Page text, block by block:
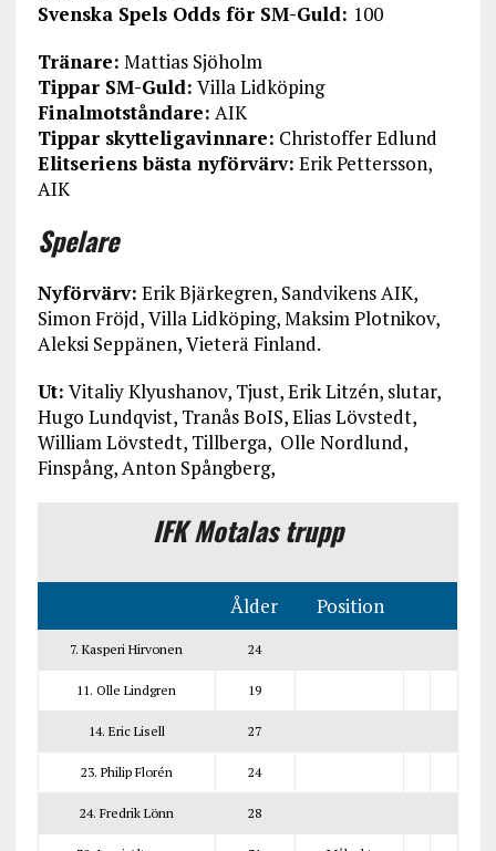
Svenska Spels Odds för SM-Guld: 100
Tränare: Mattias Sjöholm
Tippar SM-Guld: Villa Lidköping
Finalmotståndare: AIK
Tippar skytteligavinnare: Christoffer Edlund
Elitseriens bästa nyförvärv: Erik Pettersson,
AIK
Spelare
Nyförvärv: Erik Bjärkegren, Sandvikens AIK,
Simon Fröjd, Villa Lidköping, Maksim Plotnikov,
Aleksi Seppänen, Vieterä Finland.
Ut: Vitaliy Klyushanov, Tjust, Erik Litzén, slutar,
Hugo Lundqvist, Tranås BoIS, Elias Lövstedt,
William Lövstedt, Tillberga, Olle Nordlund,
Finspång, Anton Spångberg,
IFK Motalas trupp
Ålder Position
7. Kasperi Hirvonen 24
11. Olle Lindgren 19
14. Eric Lisell 27
23. Philip Florén 24
24. Fredrik Lönn 28